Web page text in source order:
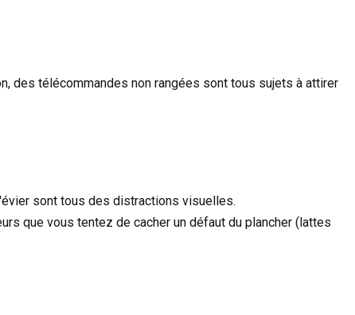
des télécommandes non rangées sont tous sujets à attirer
sont tous des distractions visuelles.
que vous tentez de cacher un défaut du plancher (lattes